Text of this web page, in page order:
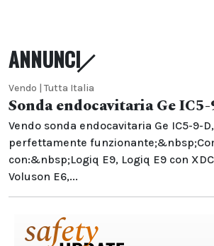
ANNUNCI
Vendo | Tutta Italia
Sonda endocavitaria Ge
Vendo sonda endocavitaria Ge IC5-9-
perfettamente
con:&nbsp;Logiq E9, Logiq E9 con
Voluson E6,...